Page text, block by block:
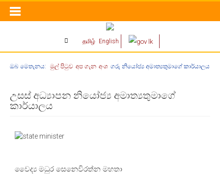
தமிழ் English
ඔබ මෙතැනය: මුල් පිටුව අප ගැන අංශ ගරු නියෝජ්‍ය අමාත්‍යතුමාගේ කාර්යාලය
උසස් අධ්‍යාපන නියෝජ්‍ය අමාත්‍යතුමාගේ
කාර්යාලය
වෛද්‍ය මධුර සෙනෙවිරත්න මහතා